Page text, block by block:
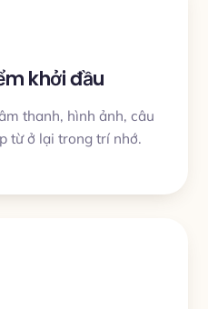
khởi đầu
thanh, hình ảnh, câu
từ ở lại trong trí nhớ.